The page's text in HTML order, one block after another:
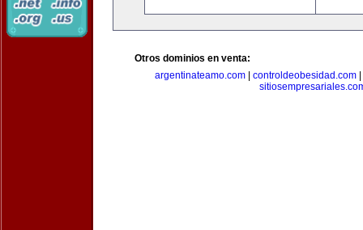
Otros dominios en venta:
argentinateamo.com| controldeobesidad.com|